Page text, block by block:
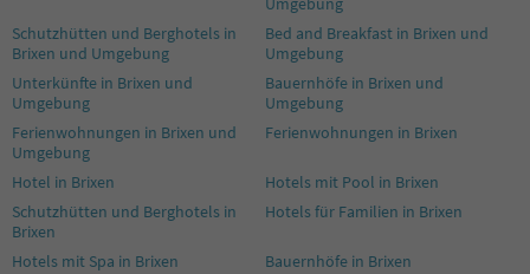
Schutzhütten und Berghotels in
Brixen und Umgebung
Bed and Breakfast in Brixen und
Umgebung
Unterkünfte in Brixen und
Umgebung
Bauernhöfe in Brixen und
Umgebung
Ferienwohnungen in Brixen und
Umgebung
Ferienwohnungen in Brixen
Hotel in Brixen
Hotels mit Pool in Brixen
Schutzhütten und Berghotels in
Brixen
Hotels für Familien in Brixen
Hotels mit Spa in Brixen
Bauernhöfe in Brixen